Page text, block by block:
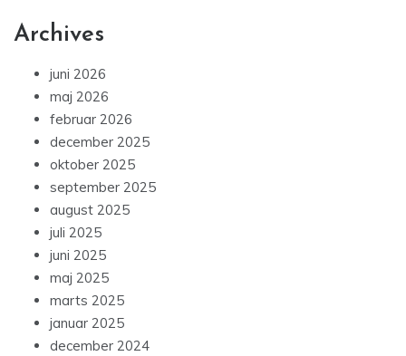
Archives
juni 2026
maj 2026
februar 2026
december 2025
oktober 2025
september 2025
august 2025
juli 2025
juni 2025
maj 2025
marts 2025
januar 2025
december 2024